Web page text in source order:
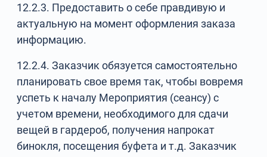
12.2.3. Предоставить о себе правдивую и
актуальную на момент оформления заказа
информацию.
12.2.4. Заказчик обязуется самостоятельно
планировать свое время так, чтобы вовремя
успеть к началу Мероприятия (сеансу) с
учетом времени, необходимого для сдачи
вещей в гардероб, получения напрокат
бинокля, посещения буфета и т.д. Заказчик